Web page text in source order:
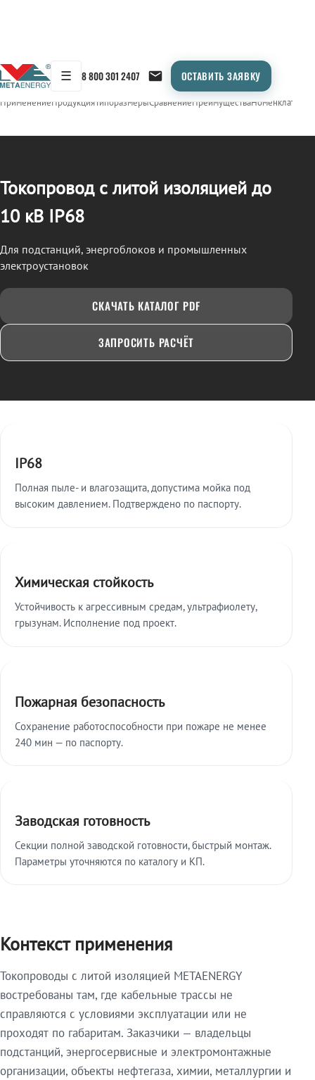
☰ 8 800 301 2407 ОСТАВИТЬ ЗАЯВКУ
← Продукция/ТОКОПРОВОД
ПрименениеПродукцияТипоразмерыСравнениеПреимуществаНоменклатура
Токопровод с литой изоляцией до
10 кВ IP68
Для подстанций, энергоблоков и промышленных
электроустановок
СКАЧАТЬ КАТАЛОГ PDF
ЗАПРОСИТЬ РАСЧЁТ
IP68
Полная пыле- и влагозащита, допустима мойка под
высоким давлением. Подтверждено по паспорту.
Химическая стойкость
Устойчивость к агрессивным средам, ультрафиолету,
грызунам. Исполнение под проект.
Пожарная безопасность
Сохранение работоспособности при пожаре не менее
240 мин — по паспорту.
Заводская готовность
Секции полной заводской готовности, быстрый монтаж.
Параметры уточняются по каталогу и КП.
Контекст применения
Токопроводы с литой изоляцией METAENERGY
востребованы там, где кабельные трассы не
справляются с условиями эксплуатации или не
проходят по габаритам. Заказчики — владельцы
подстанций, энергосервисные и электромонтажные
организации, объекты нефтегаза, химии, металлургии и